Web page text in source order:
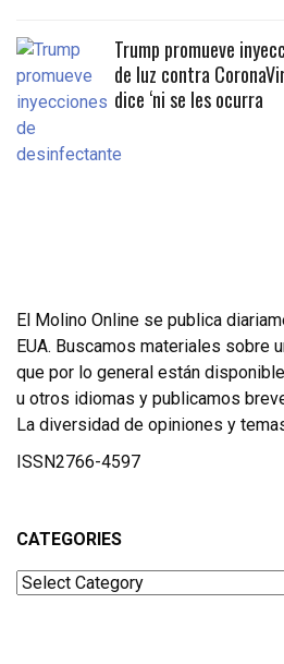
Trump promueve
de luz contra
dice ‘ni se les ocurra
El Molino Online se publica
EUA. Buscamos materiales sobre
que por lo general están
u otros idiomas y publicamos
La diversidad de opiniones y
ISSN2766-4597
CATEGORIES
Categories